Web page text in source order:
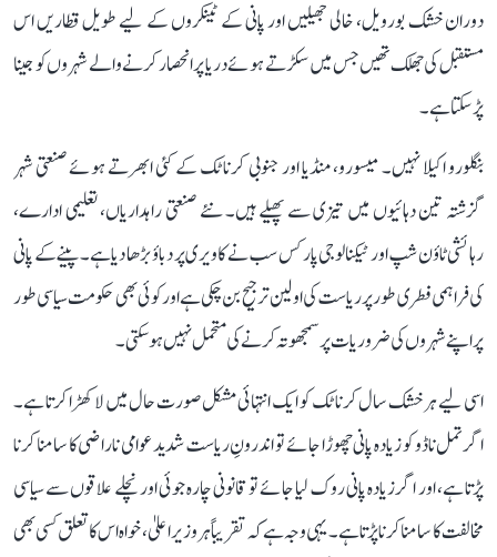
دوران خشک بورویل، خالی جھیلیں اور پانی کے ٹینکروں کے لیے طویل قطاریں اس
مستقبل کی جھلک تھیں جس میں سکڑتے ہوئے دریا پر انحصار کرنے والے شہروں کو جینا
پڑ سکتا ہے۔
بنگلورو اکیلا نہیں۔ میسورو، منڈیا اور جنوبی کرناٹک کے کئی ابھرتے ہوئے صنعتی شہر
گزشتہ تین دہائیوں میں تیزی سے پھیلے ہیں۔ نئے صنعتی راہداریاں، تعلیمی ادارے،
رہائشی ٹاؤن شپ اور ٹیکنالوجی پارکس سب نے کاویری پر دباؤ بڑھا دیا ہے۔ پینے کے پانی
کی فراہمی فطری طور پر ریاست کی اولین ترجیح بن چکی ہے اور کوئی بھی حکومت سیاسی طور
پر اپنے شہروں کی ضروریات پر سمجھوتہ کرنے کی متحمل نہیں ہو سکتی۔
اسی لیے ہر خشک سال کرناٹک کو ایک انتہائی مشکل صورت حال میں لا کھڑا کرتا ہے۔
اگر تمل ناڈو کو زیادہ پانی چھوڑا جائے تو اندرونِ ریاست شدید عوامی ناراضی کا سامنا کرنا
پڑتا ہے، اور اگر زیادہ پانی روک لیا جائے تو قانونی چارہ جوئی اور نچلے علاقوں سے سیاسی
مخالفت کا سامنا کرنا پڑتا ہے۔ یہی وجہ ہے کہ تقریباً ہر وزیر اعلیٰ، خواہ اس کا تعلق کسی بھی